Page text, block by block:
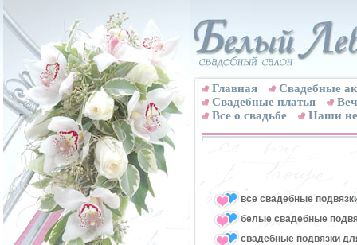
Главная
Свадебные
Cвадебные платья
Все о свадьбе
Наши
все свадебные
белые свадебные
свадебные подвязки